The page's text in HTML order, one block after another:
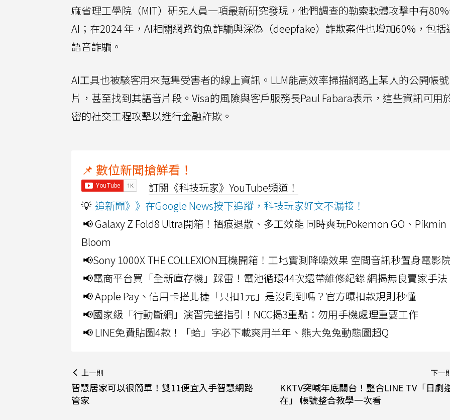
麻省理工學院（MIT）研究人員一項最新研究發現，他們調查的勒索軟體攻擊中有
AI；在2024 年，AI相關網路釣魚詐騙與深偽（deepfake）詐欺案件也增加60%，包括
語音詐騙。
AI工具也被駭客用來蒐集受害者的線上資訊。LLM能高效率掃描網路上某人的公開帳
片，甚至找到其語音片段。Visa的風險與客戶服務長Paul Fabara表示，這些資訊可用
密的社交工程攻擊以進行金融詐欺。
📌 數位新聞搶鮮看！
訂閱《科技玩家》YouTube頻道！
💡 追新聞》》在Google News按下追蹤，科技玩家好文不漏接！
📢 Galaxy Z Fold8 Ultra開箱！摺痕退散、多工效能 同時爽玩Pokemon GO、Pikmin
Bloom
📢Sony 1000X THE COLLEXION耳機開箱！工地實測降噪效果 空間音訊秒置身電影
📢電商平台買「全新庫存機」踩雷！電池循環44次還帶維修紀錄 網揭無良賣家手法
📢 Apple Pay、信用卡搭北捷「只扣1元」是沒刷到嗎？官方曝扣款規則秒懂
📢國家級「行動斷網」演習完整指引！NCC揭3重點：勿用手機處理重要工作
📢 LINE免費貼圖4款！「蛤」字必下載爽用半年、熊大兔兔動態圖超Q
上一則
智慧居家可以很簡單！雙11便宜入手智慧網路
管家
下一
KKTV突喊年底關台！整合LINE TV「日劇
在」 帳號整合教學一次看